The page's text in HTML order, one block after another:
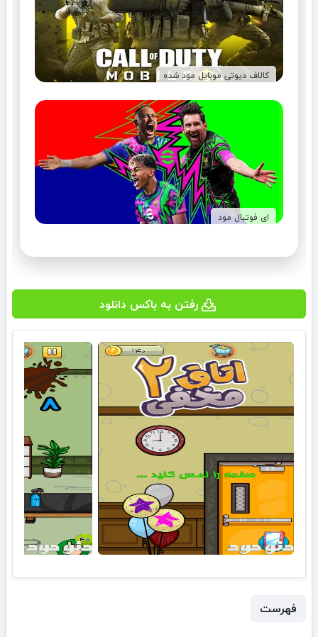
کالاف دیوتی موبایل مود شده
ای فوتبال مود
رفتن به باکس دانلود
فهرست